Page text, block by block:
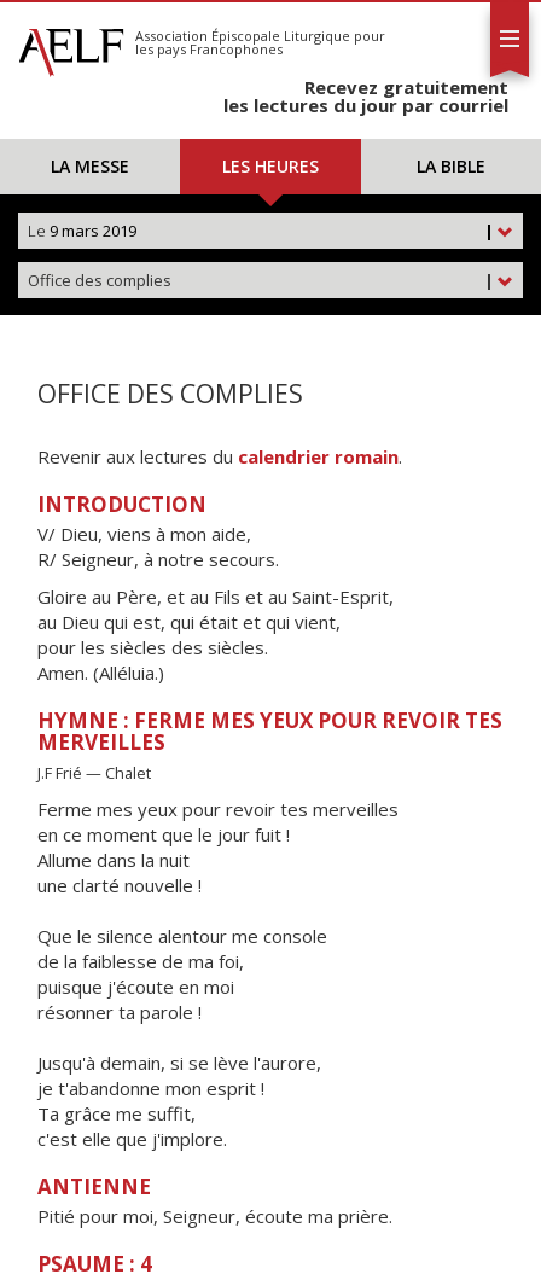
S'abonner
Calendrier
Association Épiscopale Liturgique pour
les pays Francophones
Recevez gratuitement
les lectures du jour par courriel
LA MESSE LES HEURES LA BIBLE
|
Le 9 mars 2019
|
Office des complies
OFFICE DES COMPLIES
Revenir aux lectures du calendrier romain.
INTRODUCTION
V/ Dieu, viens à mon aide,
R/ Seigneur, à notre secours.
Gloire au Père, et au Fils et au Saint-Esprit,
au Dieu qui est, qui était et qui vient,
pour les siècles des siècles.
Amen. (Alléluia.)
HYMNE : FERME MES YEUX POUR REVOIR TES
MERVEILLES
J.F Frié — Chalet
Ferme mes yeux pour revoir tes merveilles
en ce moment que le jour fuit !
Allume dans la nuit
une clarté nouvelle !
Que le silence alentour me console
de la faiblesse de ma foi,
puisque j'écoute en moi
résonner ta parole !
Jusqu'à demain, si se lève l'aurore,
je t'abandonne mon esprit !
Ta grâce me suffit,
c'est elle que j'implore.
ANTIENNE
Pitié pour moi, Seigneur, écoute ma prière.
PSAUME : 4